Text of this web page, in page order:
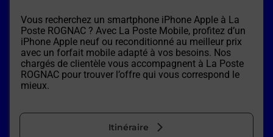
Vous recherchez un smartphone iPhone Apple à La
Poste ROGNAC ? Avec La Poste Mobile, profitez d’un
iPhone Apple neuf ou reconditionné au meilleur prix
avec un forfait mobile adapté à vos besoins. Nos
chargés de clientèle vous accompagnent à La Poste
ROGNAC pour trouver l’offre qui vous correspond le
mieux.
Itinéraire